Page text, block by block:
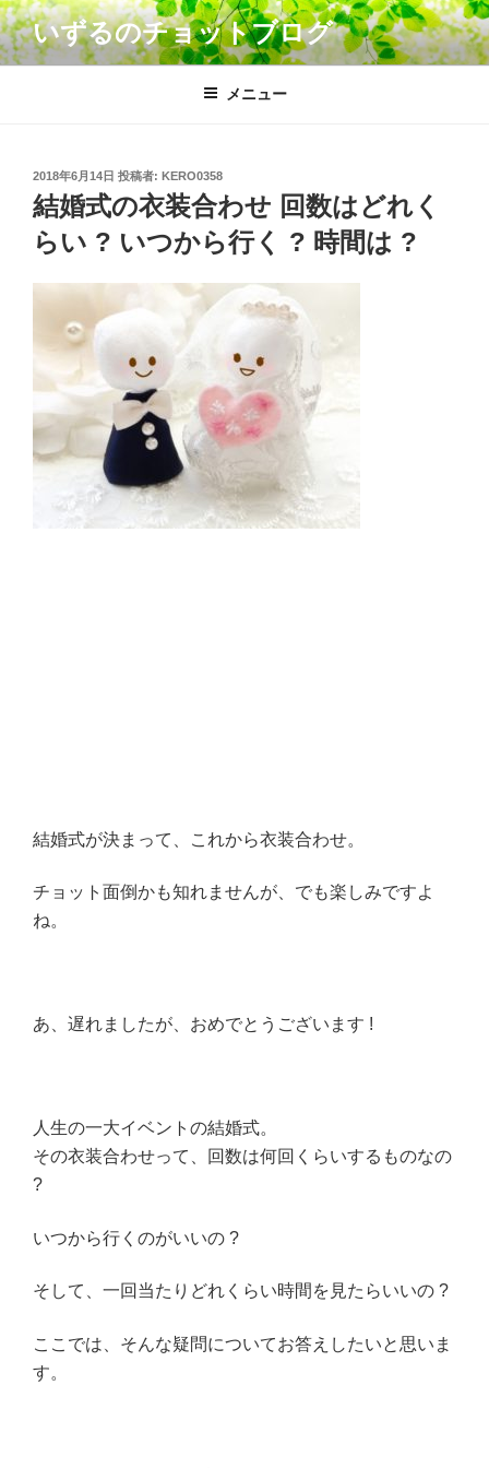
コ
ン
テ
いずるのチョットブログ
メニュー
投
稿
日:
2018年6月14日 投稿者: KERO0358
結婚式の衣装合わせ 回数はどれく
らい ? いつから行く ? 時間は ?
結婚式が決まって、これから衣装合わせ。
チョット面倒かも知れませんが、でも楽しみですよ
ね。
あ、遅れましたが、おめでとうございます !
人生の一大イベントの結婚式。
その衣装合わせって、回数は何回くらいするものなの
?
いつから行くのがいいの ?
そして、一回当たりどれくらい時間を見たらいいの ?
ここでは、そんな疑問についてお答えしたいと思いま
す。